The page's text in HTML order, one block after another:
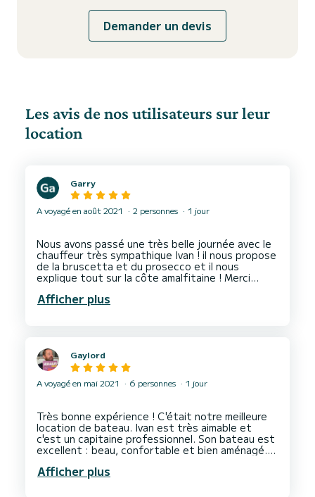
Demander un devis
Les avis de nos utilisateurs sur leur
location
Garry
A voyagé en août 2021 2 personnes 1 jour
Nous avons passé une très belle journée avec le
chauffeur très sympathique Ivan ! il nous propose
de la bruscetta et du prosecco et il nous
explique tout sur la côte amalfitaine ! Merci
Afficher plus
Gaylord
A voyagé en mai 2021 6 personnes 1 jour
Très bonne expérience ! C'était notre meilleure
location de bateau. Ivan est très aimable et
c'est un capitaine professionnel. Son bateau est
excellent : beau, confortable et bien aménagé.
Très bonne journée en bateau !
Afficher plus